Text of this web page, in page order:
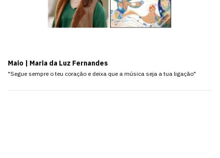
Maio | Maria da Luz Fernandes
"Segue sempre o teu coração e deixa que a música seja a tua ligação"